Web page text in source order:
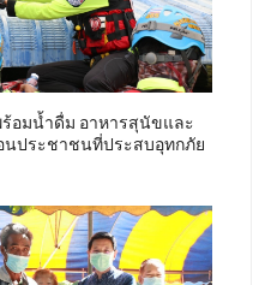
อมน้ำดื่ม อาหารสุนัขและ
นประชาชนที่ประสบอุทกภัย